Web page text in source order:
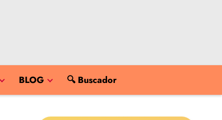
BLOG 🔍 Buscador